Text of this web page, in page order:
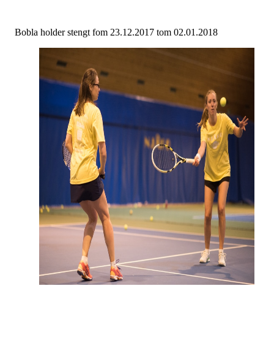
Bobla holder stengt fom 23.12.2017 tom 02.01.2018